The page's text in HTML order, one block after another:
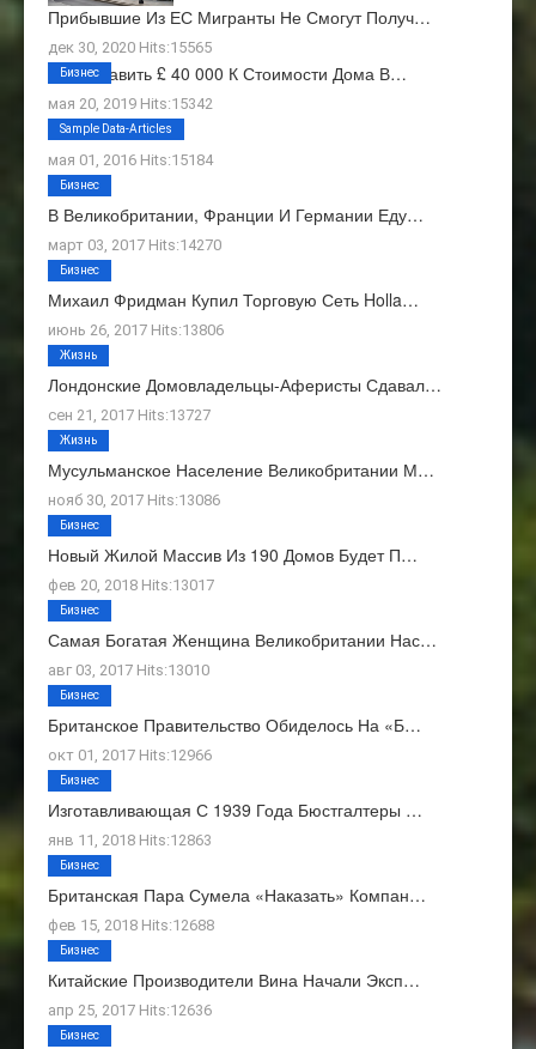
Прибывшие Из ЕС Мигранты Не Смогут Получ…
дек 30, 2020 Hits:15565
Как Добавить £ 40 000 К Стоимости Дома В…
мая 20, 2019 Hits:15342
Бизнес
О Нас
мая 01, 2016 Hits:15184
Sample Data-Articles
В Великобритании, Франции И Германии Еду…
март 03, 2017 Hits:14270
Бизнес
Михаил Фридман Купил Торговую Сеть Holla…
июнь 26, 2017 Hits:13806
Бизнес
Лондонские Домовладельцы-Аферисты Сдавал…
сен 21, 2017 Hits:13727
Жизнь
Мусульманское Население Великобритании М…
нояб 30, 2017 Hits:13086
Жизнь
Новый Жилой Массив Из 190 Домов Будет П…
фев 20, 2018 Hits:13017
Бизнес
Самая Богатая Женщина Великобритании Нас…
авг 03, 2017 Hits:13010
Бизнес
Британское Правительство Обиделось На «Б…
окт 01, 2017 Hits:12966
Бизнес
Изготавливающая С 1939 Года Бюстгалтеры …
янв 11, 2018 Hits:12863
Бизнес
Британская Пара Сумела «наказать» Компан…
фев 15, 2018 Hits:12688
Бизнес
Китайские Производители Вина Начали Эксп…
апр 25, 2017 Hits:12636
Бизнес
Бизнес